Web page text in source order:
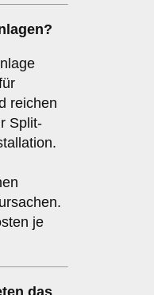
reichen
Split-
je